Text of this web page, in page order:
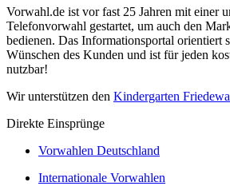
Vorwahl.de ist vor fast 25 Jahren mit einer
Telefonvorwahl gestartet, um auch den
bedienen. Das Informationsportal orientiert
Wünschen des Kunden und ist für jeden
nutzbar!
Wir unterstützen den Kindergarten
Direkte Einsprünge
Vorwahlen Deutschland
Internationale Vorwahlen